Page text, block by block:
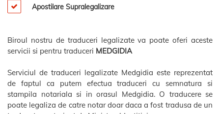
Apostilare Supralegalizare
Biroul nostru de traduceri legalizate va poate oferi aceste
servicii si pentru traduceri MEDGIDIA
Serviciul de traduceri legalizate Medgidia este reprezentat
de faptul ca putem efectua traduceri cu semnatura si
stampila notariala si in orasul Medgidia. O traducere se
poate legaliza de catre notar doar daca a fost tradusa de un